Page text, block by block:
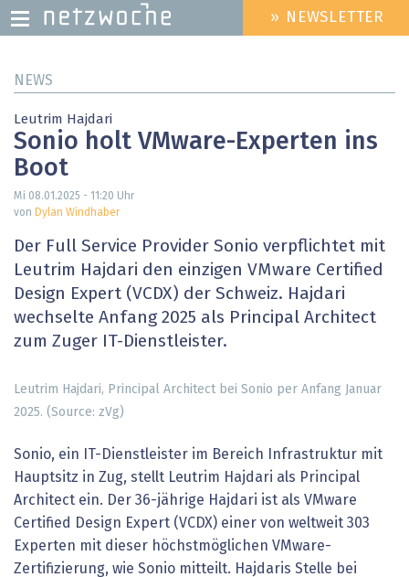
zum
HEADER
MENU
» NEWSLETTER
NEWS
Leutrim Hajdari
Sonio holt VMware-Experten ins
Boot
Mi 08.01.2025 - 11:20 Uhr
von Dylan Windhaber
Der Full Service Provider Sonio verpflichtet mit
Leutrim Hajdari den einzigen VMware Certified
Design Expert (VCDX) der Schweiz. Hajdari
wechselte Anfang 2025 als Principal Architect
zum Zuger IT-Dienstleister.
Leutrim Hajdari, Principal Architect bei Sonio per Anfang Januar
2025. (Source: zVg)
Sonio, ein IT-Dienstleister im Bereich Infrastruktur mit
Hauptsitz in Zug, stellt Leutrim Hajdari als Principal
Architect ein. Der 36-jährige Hajdari ist als VMware
Certified Design Expert (VCDX) einer von weltweit 303
Experten mit dieser höchstmöglichen VMware-
Zertifizierung, wie Sonio mitteilt. Hajdaris Stelle bei